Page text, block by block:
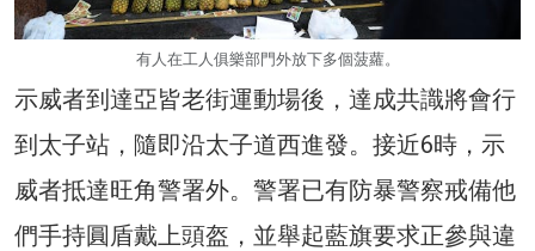
有人在工人俱樂部門外放下多個菠蘿。
示威者到達亞皆老街運動場後，達成共識將會行
到太子站，隨即沿太子道西進發。接近6時，示
威者抵達旺角警署外。警署已有防暴警察戒備他
們手持圓盾戴上頭盔，並舉起藍旗要求正參與違